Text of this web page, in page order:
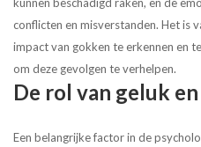
kunnen beschadigd raken, en de
conflicten en misverstanden. Het is
impact van gokken te erkennen en
om deze gevolgen te verhelpen.
De rol van geluk
Een belangrijke factor in de